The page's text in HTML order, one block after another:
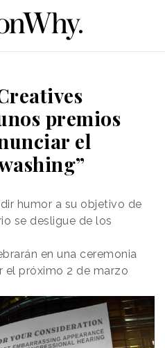
premios
el
humor a su objetivo de
se desligue de los
en una ceremonia
el próximo 2 de marzo